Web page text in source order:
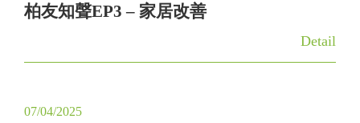
柏友知聲EP3 – 家居改善
Detail
07/04/2025